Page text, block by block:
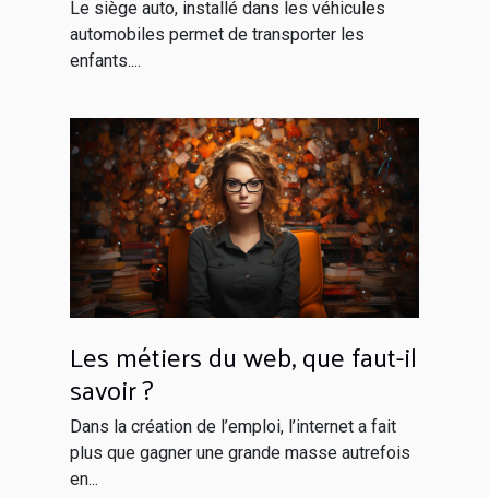
Le siège auto, installé dans les véhicules
automobiles permet de transporter les
enfants....
Les métiers du web, que faut-il
savoir ?
Dans la création de l’emploi, l’internet a fait
plus que gagner une grande masse autrefois
en...